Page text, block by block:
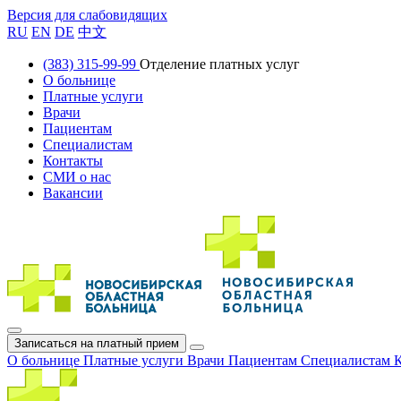
Версия для слабовидящих
RU EN DE 中文
(383) 315-99-99 Отделение платных услуг
О больнице
Платные услуги
Врачи
Пациентам
Специалистам
Контакты
СМИ о нас
Вакансии
Записаться на платный прием
О больнице Платные услуги Врачи Пациентам Специалистам